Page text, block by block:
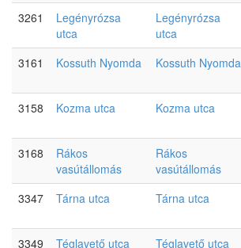
3261
Legényrózsa
utca
Legényrózsa
utca
3161
Kossuth Nyomda Kossuth Nyomda
3158
Kozma utca Kozma utca
3168
Rákos
vasútállomás
Rákos
vasútállomás
3347
Tárna utca Tárna utca
3349
Téglavető utca Téglavető utca